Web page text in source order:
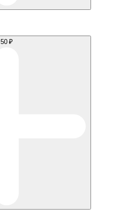
50 ₽